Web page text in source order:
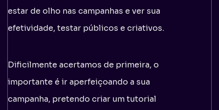
estar de olho nas campanhas e ver sua
efetividade, testar públicos e criativos.
Dificilmente acertamos de primeira, o
importante é ir aperfeiçoando a sua
campanha, pretendo criar um tutorial